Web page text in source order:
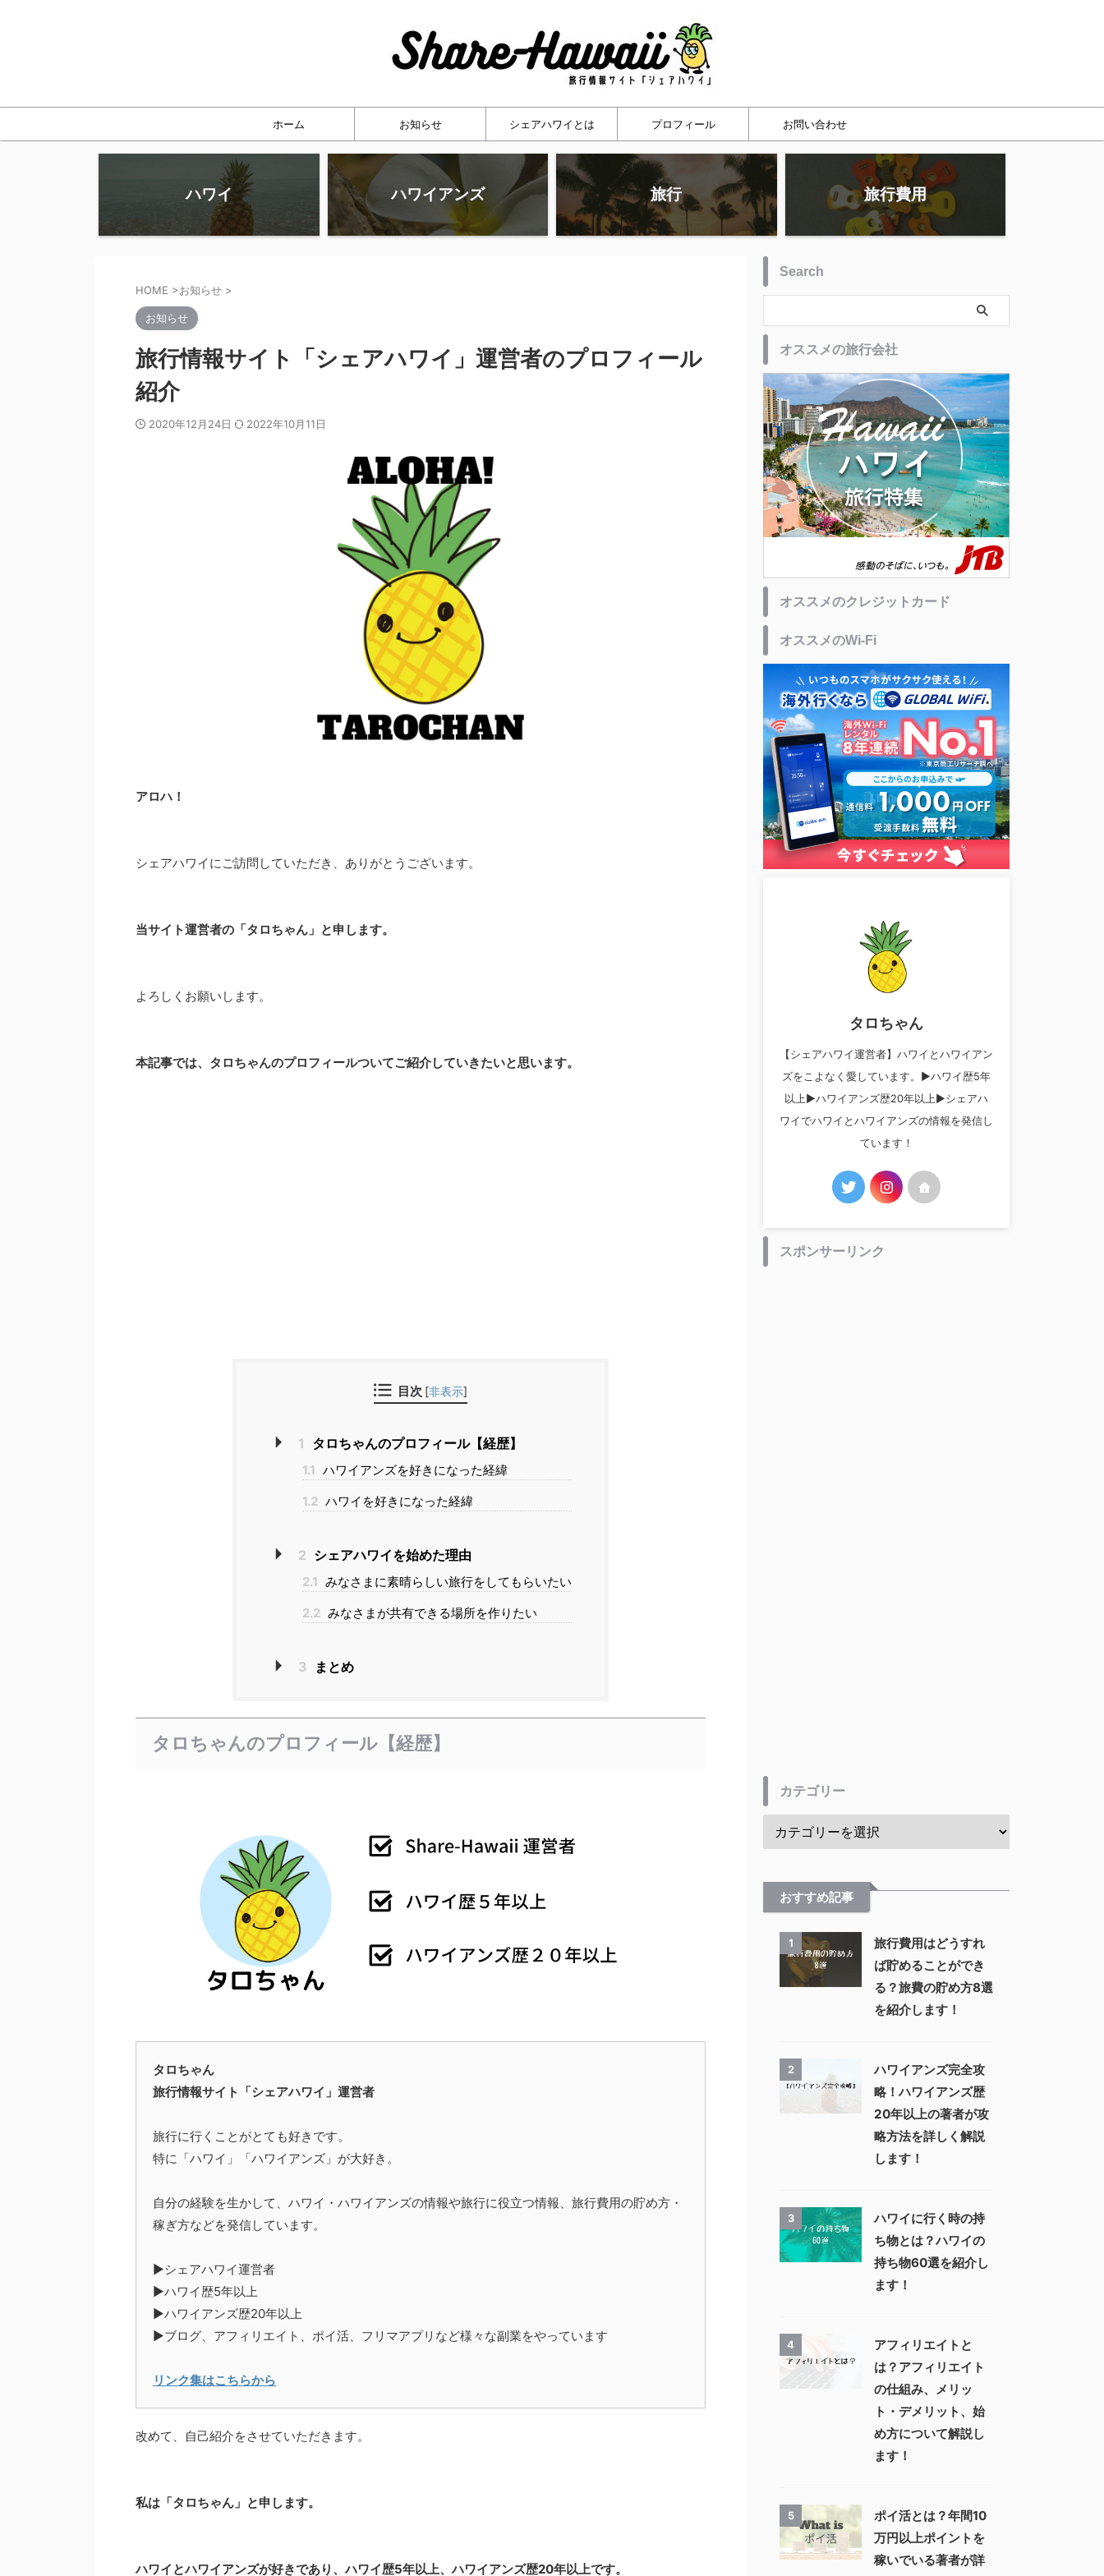
ホーム お知らせ シェアハワイとは プロフィール お問い合わせ
ハワイ ハワイアンズ 旅行 旅行費用
HOME >お知らせ >
お知らせ
旅行情報サイト「シェアハワイ」運営者のプロフィール
紹介
2020年12月24日 2022年10月11日
アロハ！
シェアハワイにご訪問していただき、ありがとうございます。
当サイト運営者の「タロちゃん」と申します。
よろしくお願いします。
本記事では、タロちゃんのプロフィールついてご紹介していきたいと思います。
目次 [非表示]
1 タロちゃんのプロフィール【経歴】
1.1 ハワイアンズを好きになった経緯
1.2 ハワイを好きになった経緯
2 シェアハワイを始めた理由
2.1 みなさまに素晴らしい旅行をしてもらいたい
2.2 みなさまが共有できる場所を作りたい
3 まとめ
タロちゃんのプロフィール【経歴】
タロちゃん
旅行情報サイト「シェアハワイ」運営者
旅行に行くことがとても好きです。
特に「ハワイ」「ハワイアンズ」が大好き。
自分の経験を生かして、ハワイ・ハワイアンズの情報や旅行に役立つ情報、旅行費用の貯め方・
稼ぎ方などを発信しています。
▶︎シェアハワイ運営者
▶︎ハワイ歴5年以上
▶︎ハワイアンズ歴20年以上
▶︎ブログ、アフィリエイト、ポイ活、フリマアプリなど様々な副業をやっています
リンク集はこちらから
改めて、自己紹介をさせていただきます。
私は「タロちゃん」と申します。
ハワイとハワイアンズが好きであり、ハワイ歴5年以上、ハワイアンズ歴20年以上です。
Search
オススメの旅行会社
オススメのクレジットカード
オススメのWi-Fi
タロちゃん
【シェアハワイ運営者】ハワイとハワイアン
ズをこよなく愛しています。▶︎ハワイ歴5年
以上▶︎ハワイアンズ歴20年以上▶︎シェアハ
ワイでハワイとハワイアンズの情報を発信し
ています！
スポンサーリンク
カテゴリー
おすすめ記事
1
旅行費用はどうすれ
ば貯めることができ
る？旅費の貯め方8選
を紹介します！
2
ハワイアンズ完全攻
略！ハワイアンズ歴
20年以上の著者が攻
略方法を詳しく解説
します！
3
ハワイに行く時の持
ち物とは？ハワイの
持ち物60選を紹介し
ます！
4
アフィリエイトと
は？アフィリエイト
の仕組み、メリッ
ト・デメリット、始
め方について解説し
ます！
5
ポイ活とは？年間10
万円以上ポイントを
稼いでいる著者が詳